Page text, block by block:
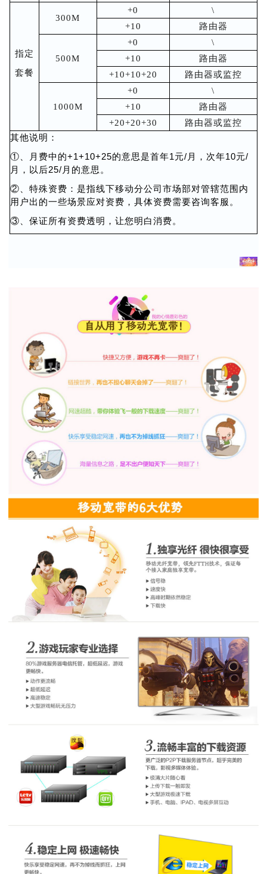
指定
套餐
300M
+0
\
+10
路由器
500M
+0
\
+10
路由器
+10+10+20
路由器或监控
1000M
+0
\
+10
路由器
+20+20+30
路由器或监控
其他说明：
①、月费中的+1+10+25的意思是首年1元/月，次年10元/
月，以后25/月的意思。
②、特殊资费：是指线下移动分公司市场部对管辖范围内
用户出的一些场景应对资费，具体资费需要咨询客服。
③、保证所有资费透明，让您明白消费。